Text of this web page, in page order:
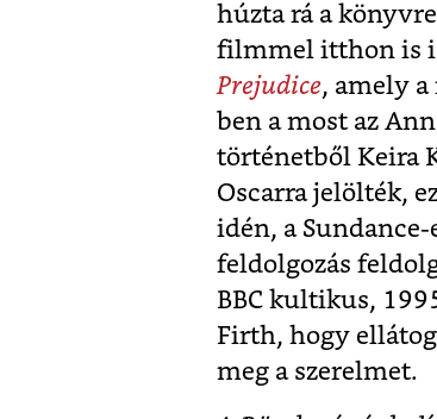
húzta rá a
filmmel itthon is
Prejudice, amely
ben a most az
történetből Keira
Oscarra jelölték,
idén, a
feldolgozás
BBC kultikus,
Firth, hogy
meg a szerelmet.